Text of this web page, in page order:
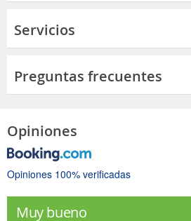
Servicios
Preguntas frecuentes
Opiniones
Opiniones 100% verificadas
Muy bueno